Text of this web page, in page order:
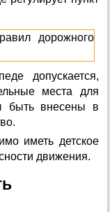
допускается,
места для
быть внесены в
иметь детское
движения.